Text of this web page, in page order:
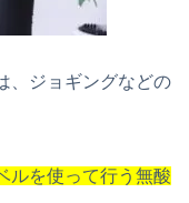
、ジョギングなどの
ルを使って行う無酸